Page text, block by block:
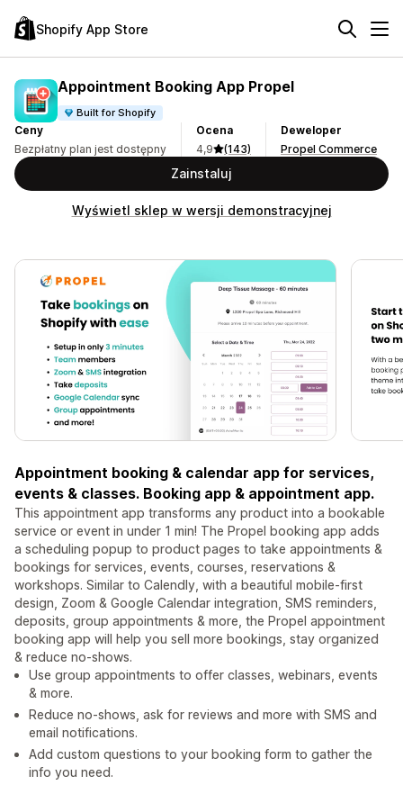
Shopify App Store
Appointment Booking App Propel
Built for Shopify
Ceny
Bezpłatny plan jest dostępny
Ocena
4,9
(143)
Deweloper
Propel Commerce
Zainstaluj
Wyświetl sklep w wersji demonstracyjnej
Appointment booking & calendar app for services,
events & classes. Booking app & appointment app.
This appointment app transforms any product into a bookable
service or event in under 1 min! The Propel booking app adds
a scheduling popup to product pages to take appointments &
bookings for services, events, courses, reservations &
workshops. Similar to Calendly, with a beautiful mobile-first
design, Zoom & Google Calendar integration, SMS reminders,
deposits, group appointments & more, the Propel appointment
booking app will help you sell more bookings, stay organized
& reduce no-shows.
Use group appointments to offer classes, webinars, events
& more.
Reduce no-shows, ask for reviews and more with SMS and
email notifications.
Add custom questions to your booking form to gather the
info you need.